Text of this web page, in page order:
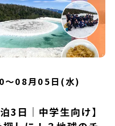
合はお早めに事務局までご連絡く
むを得ない参加お取り消しの場
せていただきます。ご了承くださ
3日＞から、【キャンセルのご連
】・21日目にあたる日以前：無
2日目：30％・プログラム開始日
100％・催行中止について天候な
る可能性があります。その場合
絡いたします。又、最少催行人数
間前までに催行中止の旨をメール
ご質問その他、よくあるご質問
。運営団体について＜プログラ
、締め切り後1週間を目途に当落結
み受付締切】4月30日(木)12：00
も不安もワクワクに変える！「お
説明会プログラムの内容を詳しく
れている方向けにZoomでのオン
情報のレベルに合わせて、以下の2
【STEP 1】全体オンライン説明会
まずは「おためし地域留学」を知
から選んで参加できる「おため
カイブ動画をご覧いただけま
務局のサポート体制、安全面に
Yt8nd04aNgA?
2】平取町プログラム説明会〜
っと「未来の自分」のヒントが
たちや先輩たちとの出会いが待っ
世界をグッと広げる特別な旅に出
イント体験プログラム内容（予
テーション・自己紹介ワーク」
知恵と夢を体験「砂金堀」 -川
の特徴を知る学校体験 -高校生
-大樹町ならではのランチ＆ス
体験②」 -大樹町宇宙交流センタ
ばしてみよう！「みんなで
、町の大人たちと交流＜3日目
ク」 -みんなで振り返り対話「牧
かりとサポートいたします。今回
（いずみし）出水工業高校」出水
関口にあるまち。ここでしか見ら
っと大切にしてきたものがありま
を歩く昔、武士たちがまちを守る
もと）武家屋敷群」。今も残る約
も人が住んでいます。400年前の武
まるで、まち全体がタイムカプ
に広がる八代海（やつしろか
沈む夕日は一生に一度は見てお
「建築科」と「機械電気科」の2
建物のデザインにチャレンジでき
スト」の木材加工部門で九州大
はホンモノ！この旅では自分の手
08月05日(水)
3日｜中学生向け】